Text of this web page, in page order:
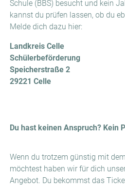
Schule (BBS) besucht und kein
kannst du prüfen lassen, ob du
Melde dich dazu hier:
Landkreis Celle
Schülerbeförderung
Speicherstraße 2
29221 Celle
Du hast keinen Anspruch? Kein
Wenn du trotzem günstig mit
möchtest haben wir für dich
Angebot. Du bekommst das